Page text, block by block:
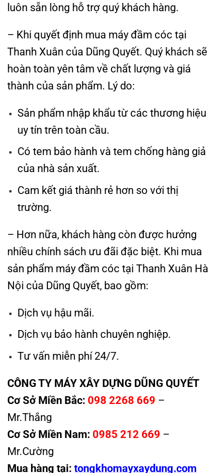
luôn sẵn lòng hỗ trợ quý khách hàng.
– Khi quyết định mua máy đầm cóc tại
Thanh Xuân của Dũng Quyết. Quý khách sẽ
hoàn toàn yên tâm về chất lượng và giá
thành của sản phẩm. Lý do:
Sản phẩm nhập khẩu từ các thương hiệu
uy tín trên toàn cầu.
Có tem bảo hành và tem chống hàng giả
của nhà sản xuất.
Cam kết giá thành rẻ hơn so với thị
trường.
– Hơn nữa, khách hàng còn được hưởng
nhiều chính sách ưu đãi đặc biệt. Khi mua
sản phẩm máy đầm cóc tại Thanh Xuân Hà
Nội của Dũng Quyết, bao gồm:
Dịch vụ hậu mãi.
Dịch vụ bảo hành chuyên nghiệp.
Tư vấn miễn phí 24/7.
CÔNG TY MÁY XÂY DỰNG DŨNG QUYẾT
Cơ Sở Miền Bắc: 098 2268 669 –
Mr.Thắng
Cơ Sở Miền Nam: 0985 212 669 –
Mr.Cường
Mua hàng tại: tongkhomayxaydung.com